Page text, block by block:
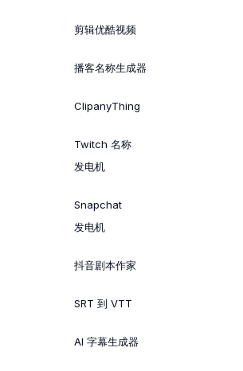
剪辑优酷视频
播客名称生成器
ClipanyThing
Twitch 名称
发电机
Snapchat
发电机
抖音剧本作家
SRT 到 VTT
AI 字幕生成器